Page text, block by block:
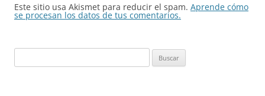
Este sitio usa Akismet para reducir el spam. Aprende cómo
se procesan los datos de tus comentarios.